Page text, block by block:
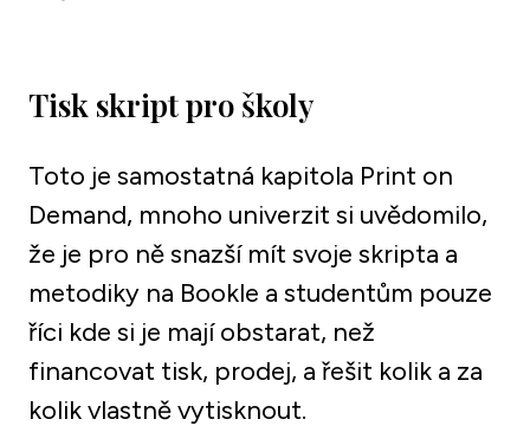
Tisk skript pro školy
Toto je samostatná kapitola Print on
Demand, mnoho univerzit si uvědomilo,
že je pro ně snazší mít svoje skripta a
metodiky na Bookle a studentům pouze
říci kde si je mají obstarat, než
financovat tisk, prodej, a řešit kolik a za
kolik vlastně vytisknout.